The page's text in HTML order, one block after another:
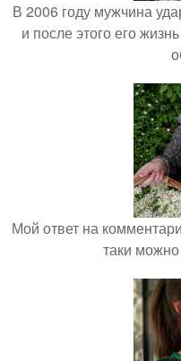
В 2006 году мужчина
и после этого его
Мой ответ на
таки